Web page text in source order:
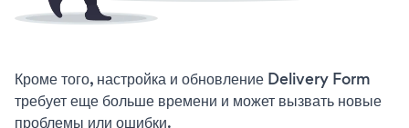
Кроме того, настройка и обновление Delivery Form
требует еще больше времени и может вызвать новые
проблемы или ошибки.